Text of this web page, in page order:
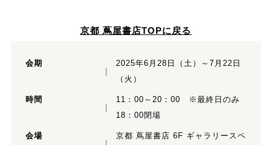
京都 蔦屋書店TOPに戻る
会期
2025年6月28日（土）～7月22日
（火）
時間
11：00～20：00 ※最終日のみ
18：00閉場
会場
京都 蔦屋書店 6F ギャラリースペ